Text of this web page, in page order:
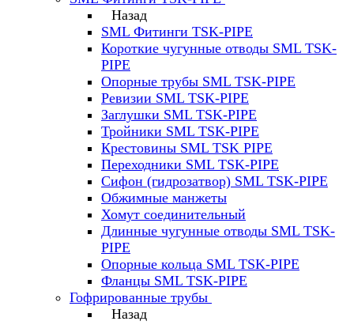
Назад
SML Фитинги TSK-PIPE
Короткие чугунные отводы SML TSK-
PIPE
Опорные трубы SML TSK-PIPE
Ревизии SML TSK-PIPE
Заглушки SML TSK-PIPE
Тройники SML TSK-PIPE
Крестовины SML TSK PIPE
Переходники SML TSK-PIPE
Сифон (гидрозатвор) SML TSK-PIPE
Обжимные манжеты
Хомут соединительный
Длинные чугунные отводы SML TSK-
PIPE
Опорные кольца SML TSK-PIPE
Фланцы SML TSK-PIPE
Гофрированные трубы
Назад